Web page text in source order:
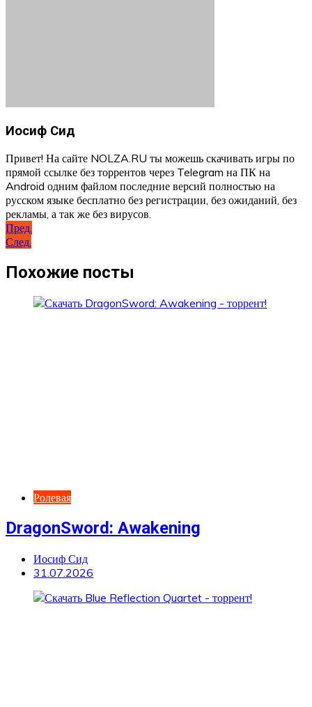
Иосиф Сид
Привет! На сайте NOLZA.RU ты можешь скачивать игры по
прямой ссылке без торрентов через Telegram на ПК на
Android одним файлом последние версий полностью на
русском языке бесплатно без регистрации, без ожиданий, без
рекламы, а так же без вирусов.
Навигация
по
записям
Пред.
След.
Похожие посты
Ролевая
DragonSword: Awakening
Иосиф Сид
31.07.2026